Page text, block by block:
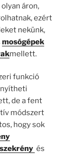
áron,
ezért
nekünk,
mosógépek
mellett.
funkció
de a fent
módszert
hogy sok
és